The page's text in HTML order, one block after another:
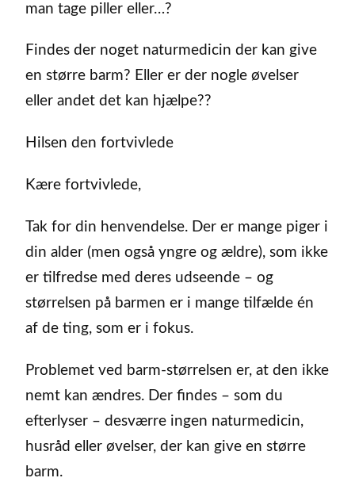
man tage piller eller…?
Findes der noget naturmedicin der kan give
en større barm? Eller er der nogle øvelser
eller andet det kan hjælpe??
Hilsen den fortvivlede
Kære fortvivlede,
Tak for din henvendelse. Der er mange piger i
din alder (men også yngre og ældre), som ikke
er tilfredse med deres udseende – og
størrelsen på barmen er i mange tilfælde én
af de ting, som er i fokus.
Problemet ved barm-størrelsen er, at den ikke
nemt kan ændres. Der findes – som du
efterlyser – desværre ingen naturmedicin,
husråd eller øvelser, der kan give en større
barm.